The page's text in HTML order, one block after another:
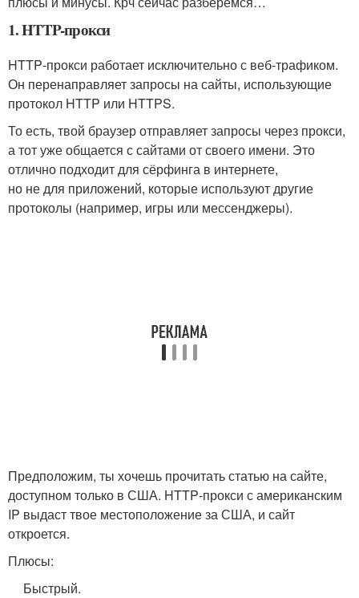
1. HTTP-прокси
HTTP‑прокси работает исключительно с веб‑трафиком.
Он перенаправляет запросы на сайты, использующие
протокол HTTP или HTTPS.
То есть, твой браузер отправляет запросы через прокси,
а тот уже общается с сайтами от своего имени. Это
отлично подходит для сёрфинга в интернете,
но не для приложений, которые используют другие
протоколы (например, игры или мессенджеры).
Предположим, ты хочешь прочитать статью на сайте,
доступном только в США. HTTP‑прокси с американским
IP выдаст твое местоположение за США, и сайт
откроется.
Плюсы:
Быстрый.